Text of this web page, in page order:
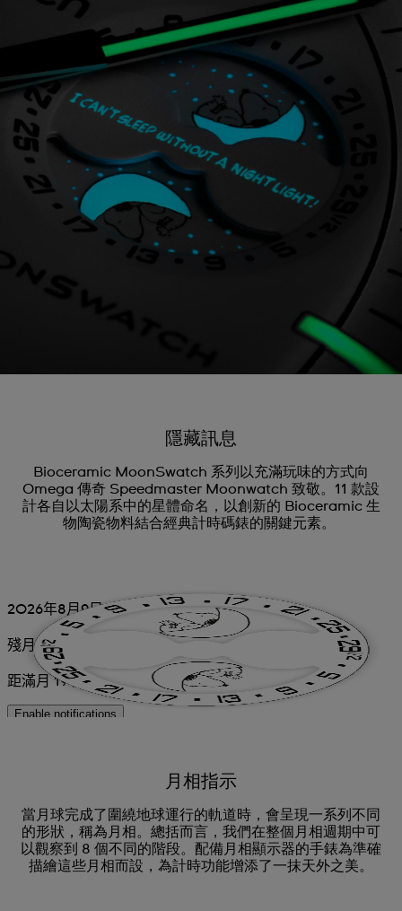
隱藏訊息
Bioceramic MoonSwatch 系列以充滿玩味的方式向
Omega 傳奇 Speedmaster Moonwatch 致敬。11 款設
計各自以太陽系中的星體命名，以創新的 Bioceramic 生
物陶瓷物料結合經典計時碼錶的關鍵元素。
月相指示
當月球完成了圍繞地球運行的軌道時，會呈現一系列不同
的形狀，稱為月相。總括而言，我們在整個月相週期中可
以觀察到 8 個不同的階段。配備月相顯示器的手錶為準確
描繪這些月相而設，為計時功能增添了一抹天外之美。